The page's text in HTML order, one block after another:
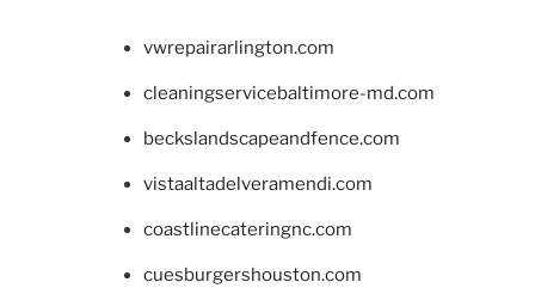
vwrepairarlington.com
cleaningservicebaltimore-md.com
beckslandscapeandfence.com
vistaaltadelveramendi.com
coastlinecateringnc.com
cuesburgershouston.com